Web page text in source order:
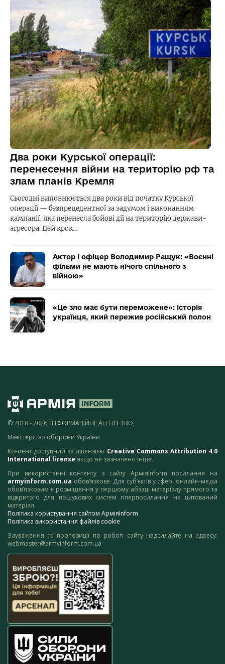
Два роки Курської операції:
перенесення війни на територію рф та
злам планів Кремля
Сьогодні виповнюється два роки від початку Курської
операції — безпрецедентної за задумом і виконанням
кампанії, яка перенесла бойові дії на територію держави-
агресора. Цей крок…
Актор і офіцер Володимир Ращук: «Воєнні
фільми не мають нічого спільного з
війною»
«Це зло має бути переможене»: історія
українця, який пережив російський полон
© 2018 - 2026, ІНФОРМАЦІЙНЕ АГЕНТСТВО,
Міністерство оборони України
Контент доступний за ліцензією Creative Commons Attribution 4.0
International license якщо не зазначено інше.
При використанні контенту з сайту АрміяInform посилання на
armyinform.com.ua обов’язкове. Для суб’єктів у сфері онлайн-медіа
обов’язковим є розміщення у першому абзаці матеріалу прямого та
відкритого для пошукових систем гіперпосилання на цитований
матеріал.
Політика користування сайтом АрміяInform
Політика використання файлів cookie
Зауваження та пропозиції по роботі сайту надсилайте на адресу:
webmaster@armyinform.com.ua